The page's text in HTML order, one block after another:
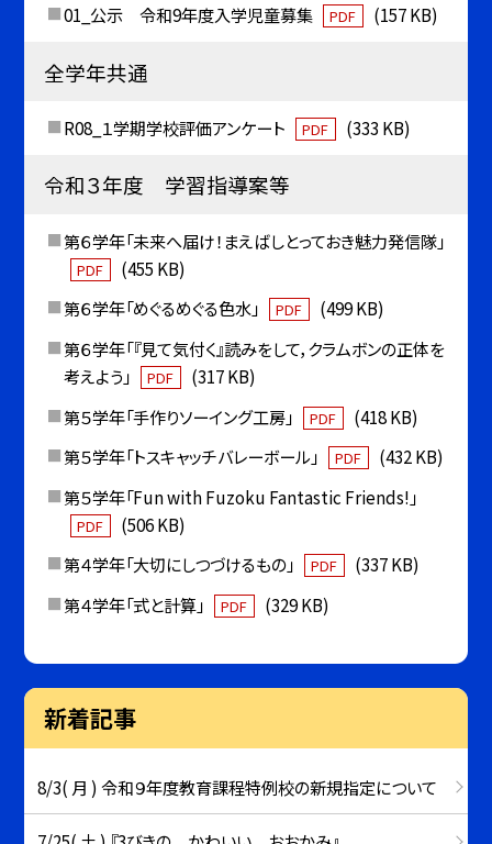
01_公示 令和9年度入学児童募集 PDF (157 KB)
全学年共通
R08_１学期学校評価アンケート PDF (333 KB)
令和３年度 学習指導案等
第６学年「未来へ届け！まえばしとっておき魅力発信隊」
PDF
(455 KB)
第６学年「めぐるめぐる色水」
PDF
(499 KB)
第６学年「『見て気付く』読みをして，クラムボンの正体を
考えよう」
PDF
(317 KB)
第５学年「手作りソーイング工房」
PDF
(418 KB)
第５学年「トスキャッチバレーボール」
PDF
(432 KB)
第５学年「Fun with Fuzoku Fantastic Friends!」
PDF
(506 KB)
第４学年「大切にしつづけるもの」
PDF
(337 KB)
第４学年「式と計算」
PDF (329 KB)
新着記事
8/3( 月 ) 令和９年度教育課程特例校の新規指定について